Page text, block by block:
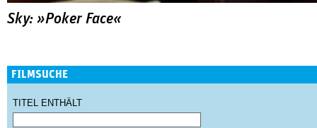
Sky: »Poker Face«
FILMSUCHE
TITEL ENTHÄLT